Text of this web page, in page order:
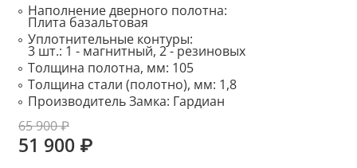
Наполнение дверного полотна:
Плита базальтовая
Уплотнительные контуры:
3 шт.: 1 - магнитный, 2 - резиновых
Толщина полотна, мм: 105
Толщина стали (полотно), мм: 1,8
Производитель Замка: Гардиан
65 900 ₽
51 900 ₽